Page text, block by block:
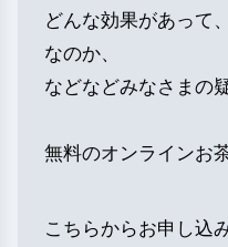
どんな効果があって
なのか、
などなどみなさまの
無料のオンラインお
こちらからお申し込